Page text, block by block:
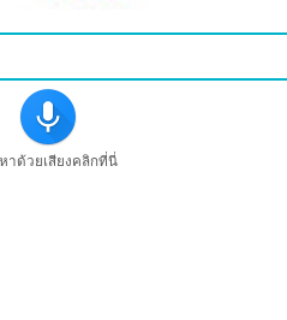
าด้วยเสียงคลิกที่นี่